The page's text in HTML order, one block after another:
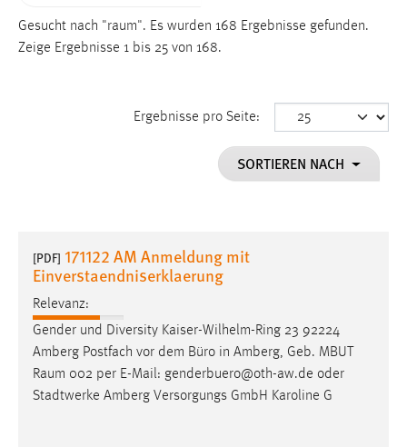
Gesucht nach "raum". Es wurden 168 Ergebnisse gefunden.
Zeige Ergebnisse 1 bis 25 von 168.
Ergebnisse pro Seite:
SORTIEREN NACH
[PDF] 171122 AM Anmeldung mit
Einverstaendniserklaerung
Relevanz:
Gender und Diversity Kaiser-Wilhelm-Ring 23 92224
Amberg Postfach vor dem Büro in Amberg, Geb. MBUT
Raum 002 per E-Mail: genderbuero@oth-aw.de oder
Stadtwerke Amberg Versorgungs GmbH Karoline G
Einverständnis
cookie_consent
Dieser Cookie speichert die ausgewählten Einverständnis-
Name:
staticfilecache
Zweck:
Für performante Seitenauslieferung wird in diesem Cookie